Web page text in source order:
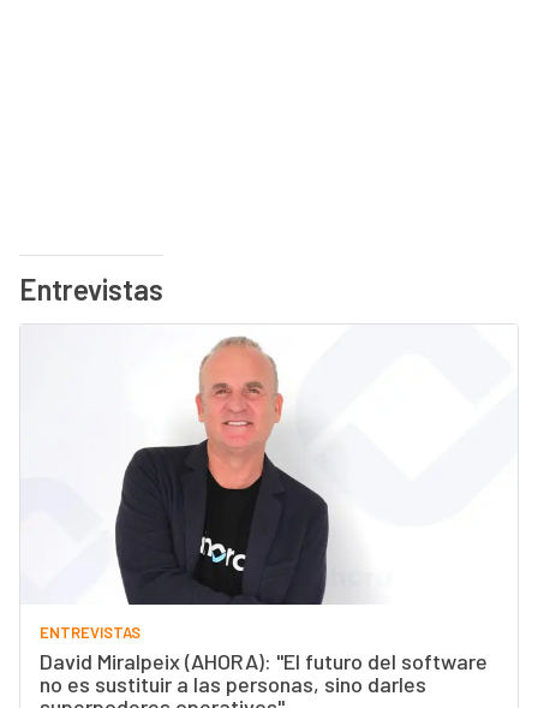
Entrevistas
ENTREVISTAS
David Miralpeix (AHORA): "El futuro del software
no es sustituir a las personas, sino darles